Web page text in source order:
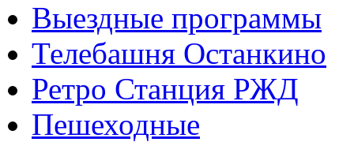
Выездные программы
Телебашня Останкино
Ретро Станция РЖД
Пешеходные